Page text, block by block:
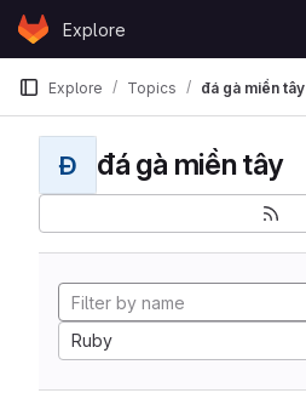
Skip to content
GitLabExplore
Explore Topics đá gà miền tây
Đ đá gà miền tây
Ruby